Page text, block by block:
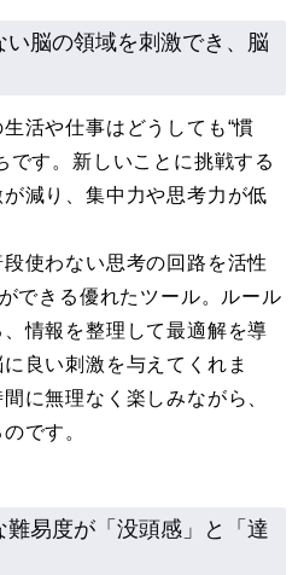
脳の領域を刺激でき、脳
活や仕事はどうしても“慣
です。新しいことに挑戦する
減り、集中力や思考力が低
段使わない思考の回路を活性
できる優れたツール。ルール
情報を整理して最適解を導
良い刺激を与えてくれま
に無理なく楽しみながら、
です。
易度が「没頭感」と「達